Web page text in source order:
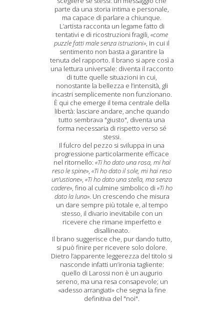
parte da una storia intima e personale,
ma capace di parlare a chiunque.
L’artista racconta un legame fatto di
tentativi e di ricostruzioni fragili,«come
puzzle fatti male senza istruzioni», in cui il
sentimento non basta a garantire la
tenuta del rapporto. Il brano si apre così a
una lettura universale: diventa il racconto
di tutte quelle situazioni in cui,
nonostante la bellezza e l’intensità, gli
incastri semplicemente non funzionano.
È qui che emerge il tema centrale della
libertà: lasciare andare, anche quando
tutto sembrava "giusto", diventa una
forma necessaria di rispetto verso sé
stessi.
Il fulcro del pezzo si sviluppa in una
progressione particolarmente efficace
nel ritornello: «Ti ho dato una rosa, mi hai
reso le spine»,«Ti ho dato il sole, mi hai reso
un’ustione»,«Ti ho dato una stella, ma senza
cadere», fino al culmine simbolico di«Ti ho
dato la luna». Un crescendo che misura
un dare sempre più totale e, al tempo
stesso, il divario inevitabile con un
ricevere che rimane imperfetto e
disallineato.
Il brano suggerisce che, pur dando tutto,
si può finire per ricevere solo dolore.
Dietro l’apparente leggerezza del titolo si
nasconde infatti un’ironia tagliente:
quello di Larossi non è un augurio
sereno, ma una resa consapevole; un
«adesso arrangiati» che segna la fine
definitiva del "noi".